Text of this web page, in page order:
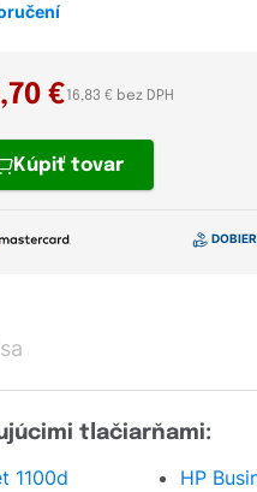
€16,83 € bez DPH
Kúpiťtovar
tlačiarňami:
1100d
HP